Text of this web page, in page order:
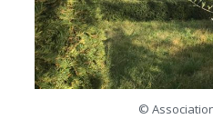
© Association